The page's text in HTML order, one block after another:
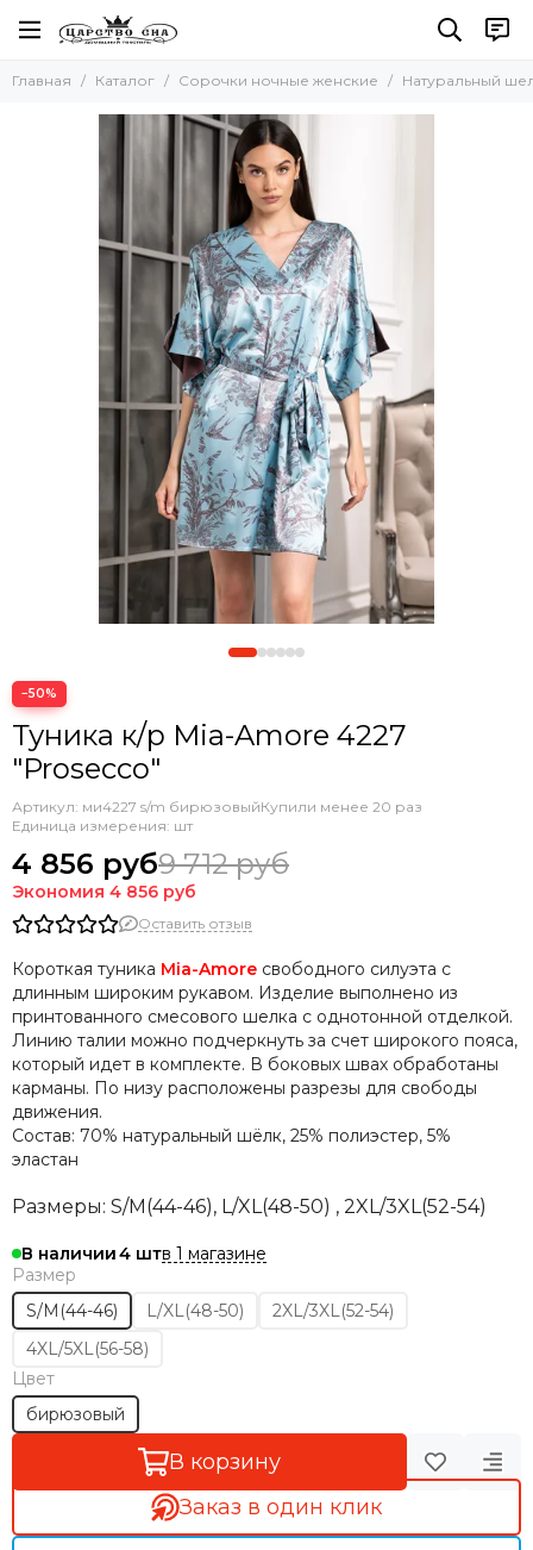
Сорочки ночные женские
Натуральный шелк
Искусственный шелк
Кружевные
Сорочки-рубашки
Главная Каталог Сорочки ночные женские Натуральный
−50%
Туника к/р Mia-Amore 4227
"Prosecco"
Артикул: ми4227 s/m бирюзовыйКупили менее 20 раз
Единица измерения: шт
4 856 руб9 712 руб
Экономия 4 856 руб
Оставить отзыв
Короткая туника Mia-Amore свободного силуэта с
длинным широким рукавом. Изделие выполнено из
принтованного смесового шелка с однотонной отделкой.
Линию талии можно подчеркнуть за счет широкого пояса,
который идет в комплекте. В боковых швах обработаны
карманы. По низу расположены разрезы для свободы
движения.
Состав: 70% натуральный шёлк, 25% полиэстер, 5%
эластан
Размеры: S/M(44-46), L/XL(48-50) , 2XL/3XL(52-54)
В наличии4
в 1 магазине
Размер
S/M(44-46)
L/XL(48-50)
2XL/3XL(52-54)
4XL/5XL(56-58)
Цвет
бирюзовый
В корзину
Заказ в один клик